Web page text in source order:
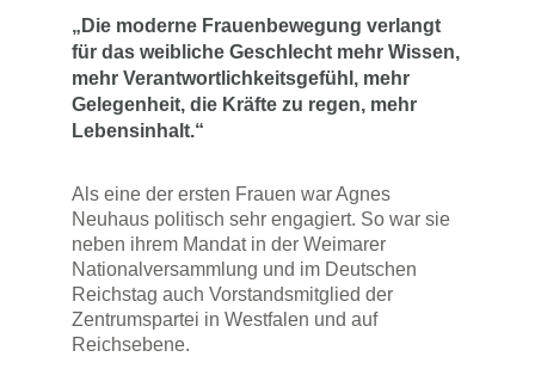
„Die moderne Frauenbewegung verlangt
für das weibliche Geschlecht mehr Wissen,
mehr Verantwortlichkeitsgefühl, mehr
Gelegenheit, die Kräfte zu regen, mehr
Lebensinhalt.“
Als eine der ersten Frauen war Agnes
Neuhaus politisch sehr engagiert. So war sie
neben ihrem Mandat in der Weimarer
Nationalversammlung und im Deutschen
Reichstag auch Vorstandsmitglied der
Zentrumspartei in Westfalen und auf
Reichsebene.